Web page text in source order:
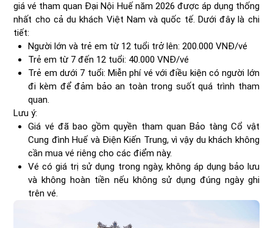
giá vé tham quan Đại Nội Huế năm 2026 được áp dụng thống
nhất cho cả du khách Việt Nam và quốc tế. Dưới đây là chi
tiết:
Người lớn và trẻ em từ 12 tuổi trở lên: 200.000 VNĐ/vé
Trẻ em từ 7 đến 12 tuổi: 40.000 VNĐ/vé
Trẻ em dưới 7 tuổi: Miễn phí vé với điều kiện có người lớn
đi kèm để đảm bảo an toàn trong suốt quá trình tham
quan.
Lưu ý:
Giá vé đã bao gồm quyền tham quan Bảo tàng Cổ vật
Cung đình Huế và Điện Kiến Trung, vì vậy du khách không
cần mua vé riêng cho các điểm này.
Vé có giá trị sử dụng trong ngày, không áp dụng bảo lưu
và không hoàn tiền nếu không sử dụng đúng ngày ghi
trên vé.